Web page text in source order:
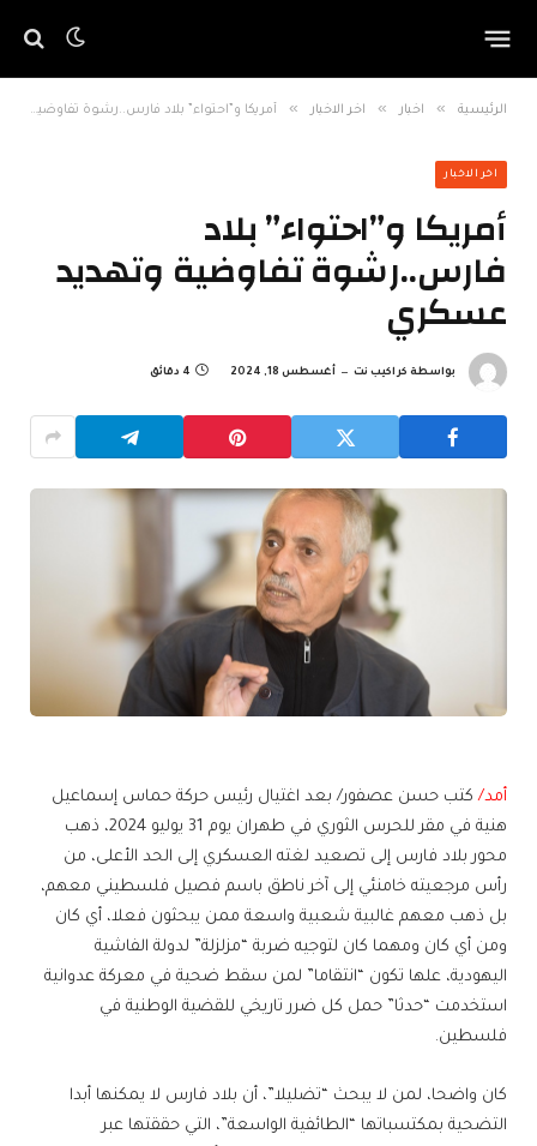
الرئيسية » اخبار » اخر الاخبار » أمريكا و”احتواء” بلاد فارس..رشوة تفاوضية وتهديد عسكري
اخر الاخبار
أمريكا و”احتواء” بلاد
فارس..رشوة تفاوضية وتهديد
عسكري
بواسطة كراكيب نت أغسطس 18, 2024 4 دقائق
أمد/كتب حسن عصفور/ بعد اغتيال رئيس حركة حماس إسماعيل
هنية في مقر للحرس الثوري في طهران يوم 31 يوليو 2024، ذهب
محور بلاد فارس إلى تصعيد لغته العسكري إلى الحد الأعلى، من
رأس مرجعيته خامنئي إلى آخر ناطق باسم فصيل فلسطيني معهم،
بل ذهب معهم غالبية شعبية واسعة ممن يبحثون فعلا، أي كان
ومن أي كان ومهما كان لتوجيه ضربة “مزلزلة” لدولة الفاشية
اليهودية، علها تكون “انتقاما” لمن سقط ضحية في معركة عدوانية
استخدمت “حدثا” حمل كل ضرر تاريخي للقضية الوطنية في
فلسطين.
كان واضحا، لمن لا يبحث “تضليلا”، أن بلاد فارس لا يمكنها أبدا
التضحية بمكتسباتها “الطائفية الواسعة”، التي حققتها عبر